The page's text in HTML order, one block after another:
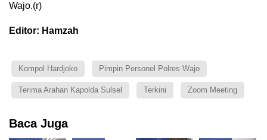
Wajo.(r)
Editor: Hamzah
Kompol Hardjoko Pimpin Personel Polres Wajo
Terima Arahan Kapolda Sulsel Terkini Zoom Meeting
Baca Juga